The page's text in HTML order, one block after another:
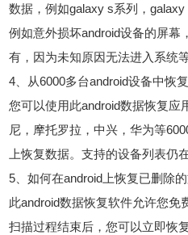
数据，例如galaxy s系列，galaxy
例如意外损坏android设备的屏幕
有，因为未知原因无法进入系统等
4、从6000多台android设备中恢
您可以使用此android数据恢复应
尼，摩托罗拉，中兴，华为等
上恢复数据。支持的设备列表仍
5、如何在android上恢复已删除的
此android数据恢复软件允许您免
扫描过程结束后，您可以立即恢